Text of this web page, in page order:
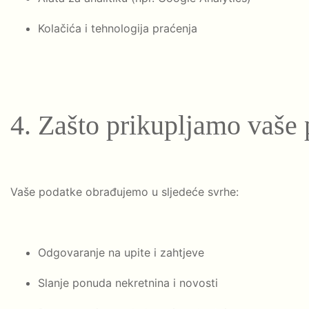
Kolačića i tehnologija praćenja
4. Zašto prikupljamo vaše
Vaše podatke obrađujemo u sljedeće svrhe:
Odgovaranje na upite i zahtjeve
Slanje ponuda nekretnina i novosti